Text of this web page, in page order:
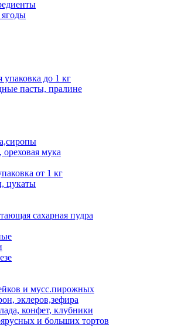
до 1 кг
пасты, пралине
ореховая мука
от 1 кг
цукаты
сахарная пудра
и мусс.пирожных
эклеров,зефира
конфет, клубники
и больших тортов